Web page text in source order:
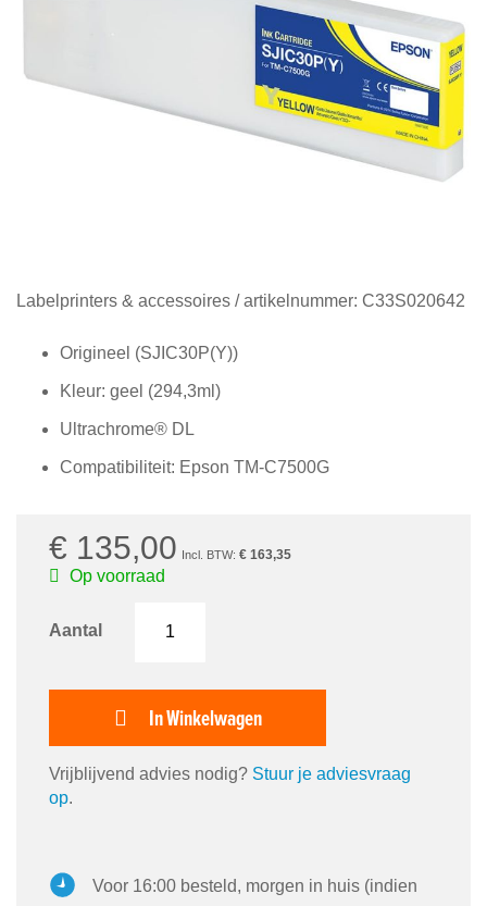
Labelprinters & accessoires / artikelnummer: C33S020642
Origineel (SJIC30P(Y))
Kleur: geel (294,3ml)
Ultrachrome® DL
Compatibiliteit: Epson TM-C7500G
€ 135,00 € 163,35
Op voorraad
Aantal
In Winkelwagen
Vrijblijvend advies nodig? Stuur je adviesvraag
op.
Voor 16:00 besteld, morgen in huis (indien
Ga
van
gallerij